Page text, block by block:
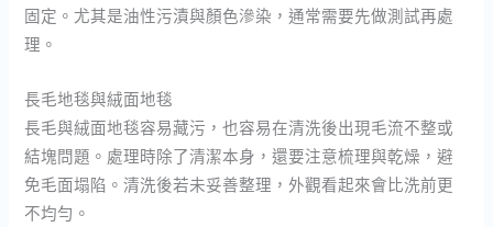
固定。尤其是油性污漬與顏色滲染，通常需要先做測試再處
理。
長毛地毯與絨面地毯
長毛與絨面地毯容易藏污，也容易在清洗後出現毛流不整或
結塊問題。處理時除了清潔本身，還要注意梳理與乾燥，避
免毛面塌陷。清洗後若未妥善整理，外觀看起來會比洗前更
不均勻。